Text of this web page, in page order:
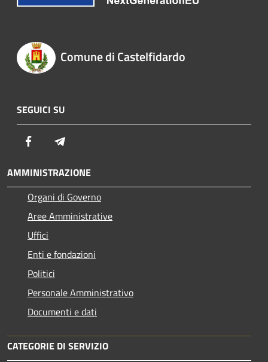
Comune di Castelfidardo
SEGUICI SU
Facebook
AMMINISTRAZIONE
Organi di Governo
Aree Amministrative
Uffici
Enti e fondazioni
Politici
Personale Amministrativo
Documenti e dati
CATEGORIE DI SERVIZIO